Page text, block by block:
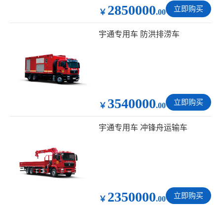
￥ 2850000.00 立即购买
宇通专用车 防洪排涝车
￥ 3540000.00 立即购买
宇通专用车 冲锋舟运输车
￥ 2350000.00 立即购买